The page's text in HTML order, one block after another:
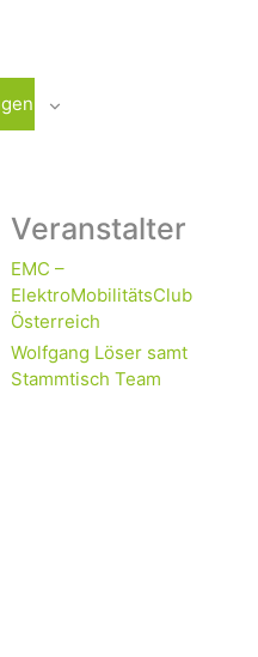
Veranstalter
EMC –
ElektroMobilitätsClub
Österreich
Wolfgang Löser samt
Stammtisch Team